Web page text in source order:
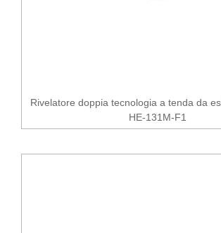
Rivelatore doppia tecnologia a tenda da
HE-131M-F1